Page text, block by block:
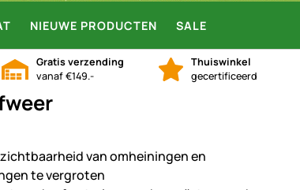
NIEUWE PRODUCTEN SALE
Gratis verzending
vanaf €149.-
Thuiswinkel
gecertificeerd
van omheiningen en
te vergroten